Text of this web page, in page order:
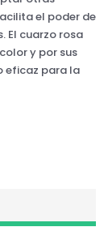
el poder de
El cuarzo rosa
y por sus
eficaz para la